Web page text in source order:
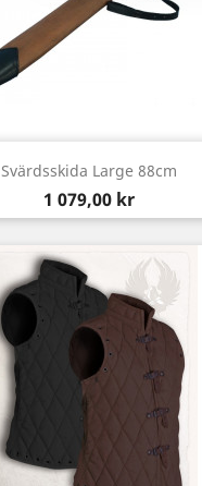
Svärdsskida Large 88cm
Pris
1 079,00 kr
Snabbvy